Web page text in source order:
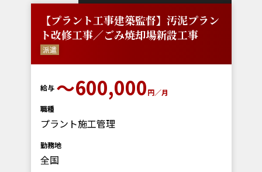
【プラント工事建築監督】汚泥プラン
ト改修工事／ごみ焼却場新設工事
派遣
給与 ～600,000円／月
職種
プラント施工管理
勤務地
全国